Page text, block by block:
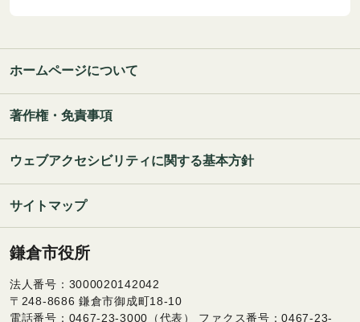
ホームページについて
著作権・免責事項
ウェブアクセシビリティに関する基本方針
サイトマップ
鎌倉市役所
法人番号：3000020142042
〒248-8686 鎌倉市御成町18-10
電話番号：0467-23-3000（代表） ファクス番号：0467-23-